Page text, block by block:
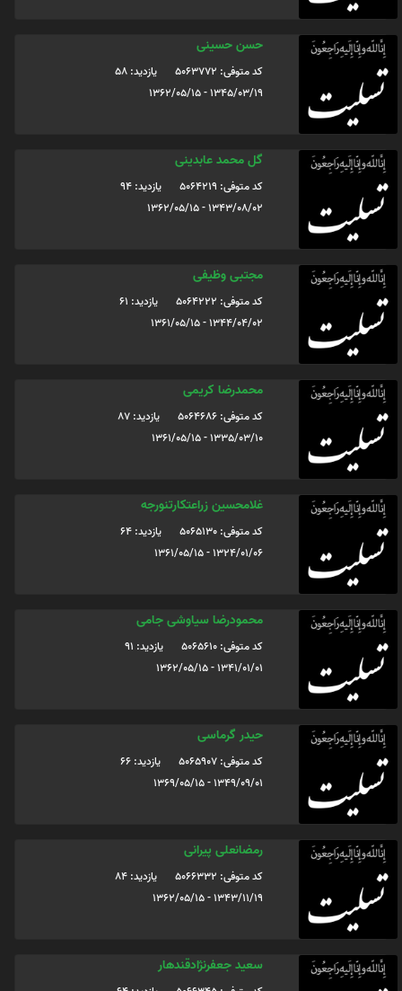
حسن حسینی
کد متوفی: 5063772
یازدید: 58
1345/03/19 - 1362/05/15
گل محمد عابدینی
کد متوفی: 5064219
یازدید: 94
1343/08/02 - 1362/05/15
مجتبی وظیفی
کد متوفی: 5064222
یازدید: 61
1344/04/02 - 1361/05/15
محمدرضا کریمی
کد متوفی: 5064686
یازدید: 87
1335/03/10 - 1361/05/15
غلامحسین زراعتکارتنورجه
کد متوفی: 5065130
یازدید: 64
1324/01/06 - 1361/05/15
محمودرضا سیاوشی جامی
کد متوفی: 5065610
یازدید: 91
1341/01/01 - 1362/05/15
حیدر گرماسی
کد متوفی: 5065907
یازدید: 66
1349/09/01 - 1369/05/15
رمضانعلی پیرانی
کد متوفی: 5066332
یازدید: 84
1343/11/19 - 1362/05/15
سعید جعفرنژادقندهار